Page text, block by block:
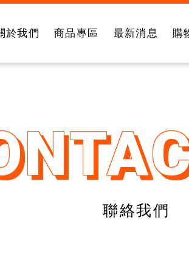
於我們 商品專區 最新消息 購
聯絡我們